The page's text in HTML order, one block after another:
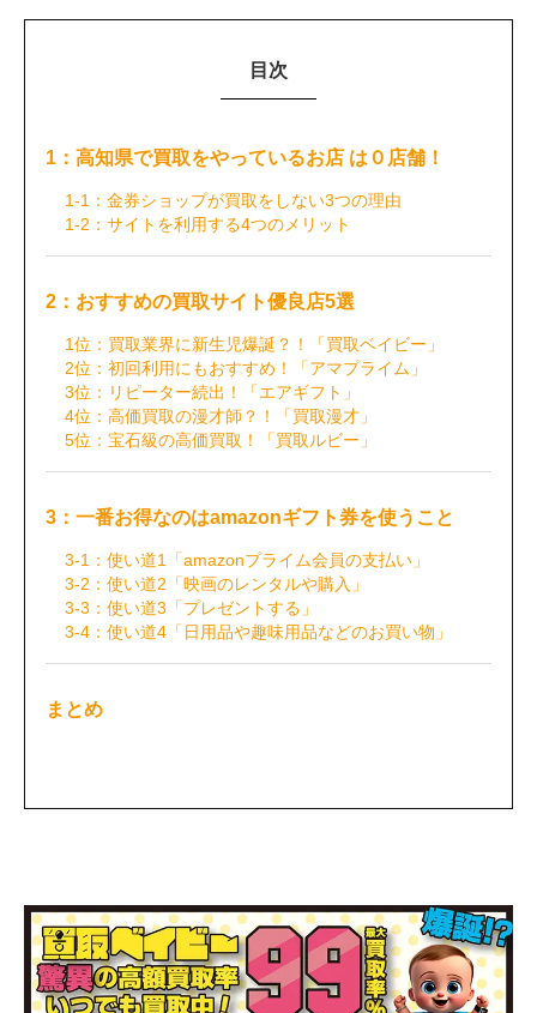
目次
1：高知県で買取をやっているお店 は０店舗！
1-1：金券ショップが買取をしない3つの理由
1-2：サイトを利用する4つのメリット
2：おすすめの買取サイト優良店5選
1位：買取業界に新生児爆誕？！「買取ベイビー」
2位：初回利用にもおすすめ！「アマプライム」
3位：リピーター続出！「エアギフト」
4位：高価買取の漫才師？！「買取漫才」
5位：宝石級の高価買取！「買取ルビー」
3：一番お得なのはamazonギフト券を使うこと
3-1：使い道1「amazonプライム会員の支払い」
3-2：使い道2「映画のレンタルや購入」
3-3：使い道3「プレゼントする」
3-4：使い道4「日用品や趣味用品などのお買い物」
まとめ